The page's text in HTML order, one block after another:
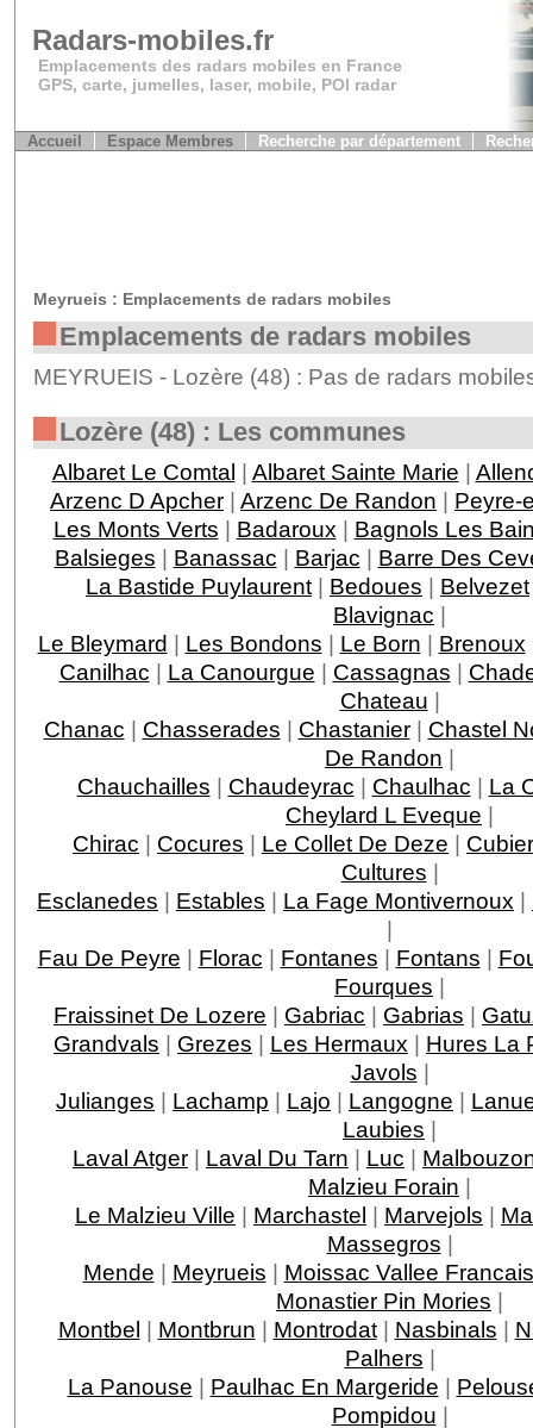
Radars-mobiles.fr
Emplacements des radars mobiles en France
GPS, carte, jumelles, laser, mobile, POI radar
Accueil Espace Membres Recherche par département
Meyrueis : Emplacements de radars mobiles
Emplacements de radars mobiles
MEYRUEIS - Lozère (48) : Pas de radars
Lozère (48) : Les communes
Albaret Le Comtal | Albaret Sainte Marie |
Arzenc D Apcher | Arzenc De Randon | Peyre-
Les Monts Verts | Badaroux | Bagnols Les
Balsieges | Banassac | Barjac | Barre Des
La Bastide Puylaurent | Bedoues | Belvezet
Blavignac |
Le Bleymard | Les Bondons | Le Born | Brenoux
Canilhac | La Canourgue | Cassagnas |
Chateau |
Chanac | Chasserades | Chastanier| Chastel
De Randon |
Chauchailles | Chaudeyrac | Chaulhac | La
Cheylard L Eveque |
Chirac | Cocures | Le Collet De Deze |
Cultures |
Esclanedes | Estables | La Fage Montivernoux |
|
Fau De Peyre | Florac | Fontanes | Fontans |
Fourques |
Fraissinet De Lozere | Gabriac | Gabrias |
Grandvals | Grezes | Les Hermaux | Hures La
Javols |
Julianges | Lachamp | Lajo | Langogne |
Laubies |
Laval Atger | Laval Du Tarn | Luc |
Malzieu Forain |
Le Malzieu Ville | Marchastel | Marvejols |
Massegros |
Mende | Meyrueis | Moissac Vallee
Monastier Pin Mories |
Montbel | Montbrun | Montrodat| Nasbinals |
Palhers |
La Panouse | Paulhac En Margeride |
Pompidou |